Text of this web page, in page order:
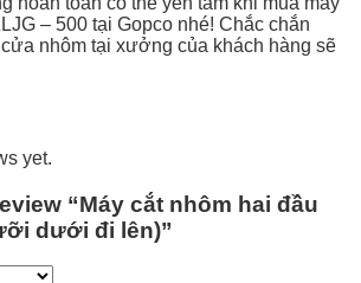
– 500 tại Gopco nhé! Chắc chắn
nhôm tại xưởng của khách hàng sẽ
yet.
“Máy cắt nhôm hai đầu
dưới đi lên)”